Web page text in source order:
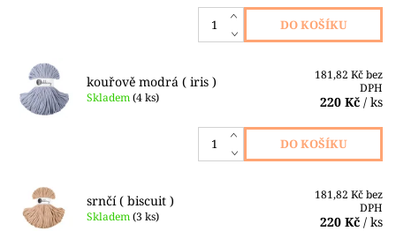
kouřově modrá ( iris )
Skladem(4 ks)
181,82 Kč bez
DPH
220 Kč / ks
srnčí ( biscuit )
Skladem(3 ks)
181,82 Kč bez
DPH
220 Kč / ks